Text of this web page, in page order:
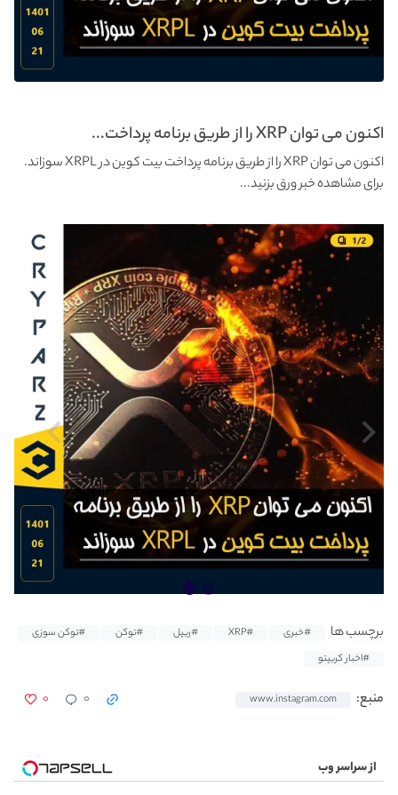
اکنون می توان XRP را از طریق برنامه پرداخت...
اکنون می توان XRP را از طریق برنامه پرداخت بیت کوین در XRPL سوزاند.
برای مشاهده خبر ورق بزنید...
برچسب ها #خبری #XRP #ریپل #توکن
#توکن سوزی
#اخبار کریپتو
منبع: www.instagram.com ۰ ۰
از سراسر وب